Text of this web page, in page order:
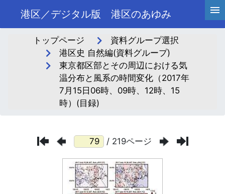
港区／デジタル版 港区のあゆみ
トップページ
資料グループ選択
港区史 自然編(資料グループ)
東京都区部とその周辺における気
温分布と風系の時間変化（2017年
7月15日06時、09時、12時、15
時）(目録)
/ 219ページ